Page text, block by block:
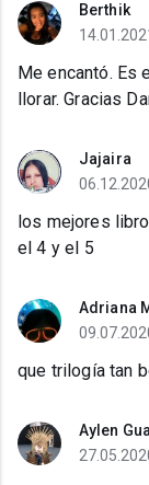
Berthik
Me encantó. Es
llorar. Gracias
Jajaira
los mejores
el 4 y el 5
Adriana
que trilogía tan
Aylen